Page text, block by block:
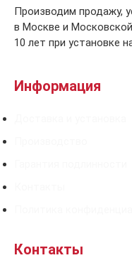
Производим продажу,
в Москве и
10 лет при установке
Информация
Контакты